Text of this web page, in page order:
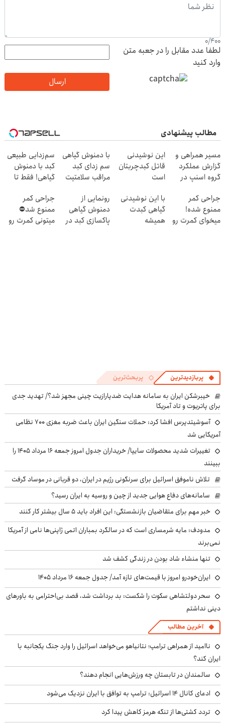
0/400
لطفا عدد مقابل را در جعبه متن
وارد کنید
ارسال
مطالب پیشنهادی
مسیر همراهی و
گزارش عملکرد
گروه اسنپ در
این نوشیدنی
قاتل کبدچربتان
است
با دمنوش گیاهی
سم زدای کبد
مراقب سلامتیت
ویژه
سم‌زدایی طبیعی
کبد با دمنوش
گیاهی! فقط تا
امروز50%تخفیف
جراحی کمر
ممنوع شده!
میخوای کمرت رو
با این نوشیدنی
گیاهی کبدت
همیشه
رونمایی از
دمنوش گیاهی
پاکسازی کبد در
جراحی کمر
ممنوع شد⛔
میتونی کمرت رو
پربازدیدترین پربحث‌ترین
خیبرشکن ایران به سامانه هدایت ضدپارازیت چینی مجهز شد؟/ تهدید جدی
برای پاتریوت و تاد آمریکا
آسوشیتدپرس افشا کرد: حملات سنگین ایران باعث ضربه مغزی ۷۰۰ نظامی
آمریکایی شد
تغییرات شدید محصولات سایپا/ خریداران جدول امروز جمعه ۱۶ مرداد ۱۴۰۵ را
ببینند
تلاش ناموفق اسرائیل برای سرنگونی رژیم در ایران، دو قربانی در موساد گرفت
سامانه‌های دفاع هوایی جدید از چین و روسیه به ایران رسید؟
خبر مهم برای متقاضیان بازنشستگی: این افراد باید ۵ سال بیشتر کار کنند
مدودف: مایه شرمساری است که در سالگرد بمباران اتمی ژاپنی‌ها نامی از آمریکا
نمی‌برند
تنها منشاء شاد بودن در زندگی کشف شد
ایران‌خودرو امروز با قیمت‌های تازه آمد/ جدول جمعه ۱۶ مرداد ۱۴۰۵
سحر دولتشاهی سکوت را شکست: بد برداشت شد، قصد بی‌احترامی به باورهای
دینی نداشتم
آخرین مطالب
ناامید از همراهی ترامپ؛ نتانیاهو می‌خواهد اسرائیل را وارد جنگ یکجانبه با
ایران کند؟
سالمندان در تابستان چه ورزش‌هایی انجام دهند؟
ادعای کانال ۱۴ اسرائیل: ترامپ به توافق با ایران نزدیک می‌شود
تردد کشتی‌ها از تنگه هرمز کاهش پیدا کرد